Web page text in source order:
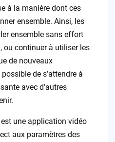
à la manière dont ces
ensemble. Ainsi, les
ensemble sans effort
ou continuer à utiliser les
de nouveaux
de s’attendre à
avec d’autres
est une application vidéo
aux paramètres des